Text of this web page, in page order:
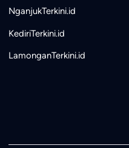
NganjukTerkini.id
KediriTerkini.id
LamonganTerkini.id